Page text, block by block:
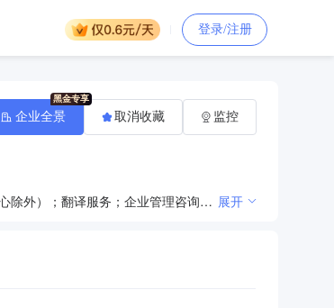
登录/注册
技术开发、技术咨询、技术转让、技术服务；数据处理（数据处理中的银行卡中心、PUE值在1.5以上的云计算数据中心除外）；翻译服务；企业管理咨询；计算机系统服务；设计、制作、代理、发布广告；组织文化艺术交流活动（不含营业性演出）；会议服务；企业管理；企业策划；市场调查；电脑动画设计；商标代理；版权代理；财务咨询（不得开展审计、验资、查账、评估、会计咨询、代理记账等需经专项审批的业务，不得出具相应的审计报告、验资报告、查账报告、评估报告等文字材料）；销售体育用品、文化用品；广播电视节目制作；从事互联网文化活动。（市场主体依法自主选择经营项目，开展经营活动；从事互联网文化活动、广播电视节目制作以及依法须经批准的项目，经相关部门批准后依批准的内容开展经营活动；不得从事国家和本市产业政策禁止和限制类项目的经营活动。） 展开
企业全景 取消收藏 监控